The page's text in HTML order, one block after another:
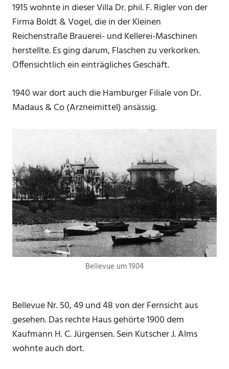
1915 wohnte in dieser Villa Dr. phil. F. Rigler von der
Firma Boldt & Vogel, die in der Kleinen
Reichenstraße Brauerei- und Kellerei-Maschinen
herstellte. Es ging darum, Flaschen zu verkorken.
Offensichtlich ein einträgliches Geschäft.
1940 war dort auch die Hamburger Filiale von Dr.
Madaus & Co (Arzneimittel) ansässig.
Bellevue um 1904
Bellevue Nr. 50, 49 und 48 von der Fernsicht aus
gesehen. Das rechte Haus gehörte 1900 dem
Kaufmann H. C. Jürgensen. Sein Kutscher J. Alms
wohnte auch dort.